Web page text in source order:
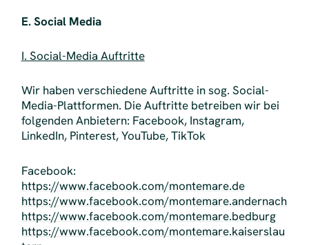
E. Social Media
I. Social-Media Auftritte
Wir haben verschiedene Auftritte in sog. Social-
Media-Plattformen. Die Auftritte betreiben wir bei
folgenden Anbietern: Facebook, Instagram,
LinkedIn, Pinterest, YouTube, TikTok
Facebook:
https://www.facebook.com/montemare.de
https://www.facebook.com/montemare.andernach
https://www.facebook.com/montemare.bedburg
https://www.facebook.com/montemare.kaiserslau